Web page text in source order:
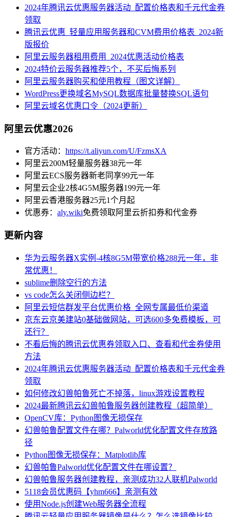
2024年腾讯云优惠服务器活动_配置价格表和千元代金券
领取
腾讯云优惠_轻量应用服务器和CVM费用价格表_2024新
版报价
阿里云服务器租用费用_2024优惠活动价格表
2024特价云服务器推荐5个，不买后悔系列
阿里云服务器购买和使用教程（图文详解）
WordPress更换域名MySQL数据库批量替换SQL语句
阿里云域名优惠口令（2024更新）
阿里云优惠2026
官方活动： https://t.aliyun.com/U/FzmsXA
阿里云200M轻量服务器38元一年
阿里云ECS服务器新老同享99元一年
阿里云企业2核4G5M服务器199元一年
阿里云香港服务器25元1个月起
优惠券： aly.wiki免费领取阿里云折扣券和代金券
更新内容
华为云服务器X实例-4核8G5M带宽价格288元一年，非
常优惠！
sublime删除空行的方法
vs code怎么关闭侧边栏？
阿里云短信群发平台优惠价格_全网专属最低价渠道
京东云京美建站0基础做网站，可选600多免费模板，可
还行？
不看后悔的腾讯云优惠券领取入口、查看和代金券使用
方法
2024年腾讯云优惠服务器活动_配置价格表和千元代金券
领取
如何修改幻兽帕鲁死亡不掉落，linux游戏设置教程
2024最新腾讯云幻兽帕鲁服务器创建教程（超简单）
OpenCV库：Python图像无损保存
幻兽帕鲁配置文件在哪？Palworld优化配置文件存放路
径
Python图像无损保存：Matplotlib库
幻兽帕鲁Palworld优化配置文件在哪设置？
幻兽帕鲁服务器创建教程，亲测成功32人联机Palworld
5118会员优惠码【yhm666】亲测有效
使用Node.js创建Web服务器全流程